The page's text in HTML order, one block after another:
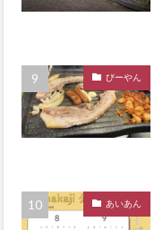
びーやん
あいあん